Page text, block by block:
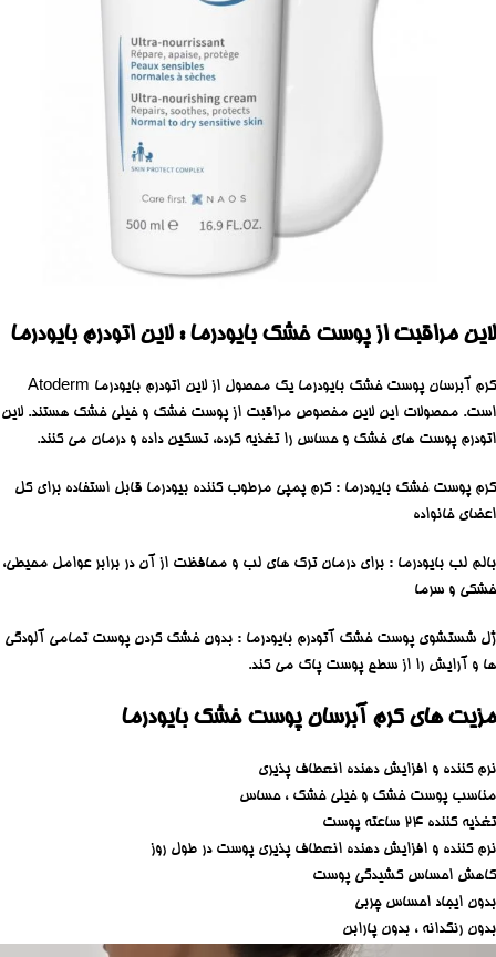
لاین مراقبت از پوست خشک بایودرما : لاین اتودرم بایودرما
کرم آبرسان پوست خشک بایودرما
یک محصول از لاین اتودرم بایودرما Atoderm
است. محصولات این لاین مخصوص مراقبت از پوست خشک و خیلی خشک هستند. لاین
اتودرم پوست های خشک و حساس را تغذیه کرده، تسکین داده و درمان می کنند.
کرم پوست خشک بایودرما : کرم پمپی مرطوب کننده بیودرما قابل استفاده برای کل
اعضای خانواده
بالم لب بایودرما : برای درمان ترک های لب و محافظت از آن در برابر عوامل محیطی،
خشکی و سرما
ژل شستشوی پوست خشک آتودرم بایودرما : بدون خشک کردن پوست تمامی آلودگی
ها و آرایش را از سطح پوست پاک می کند.
مزیتهایکرم آبرسان پوست خشک بایودرما
نرم کننده و افزایش دهنده انعطاف پذیری
مناسب پوست خشک و خیلی خشک ، حساس
تغذیه کننده 24 ساعته پوست
نرم کننده و افزایش دهنده انعطاف پذیری پوست در طول روز
کاهش احساس کشیدگی پوست
بدون ایجاد احساس چربی
بدون رنگدانه ، بدون پارابن